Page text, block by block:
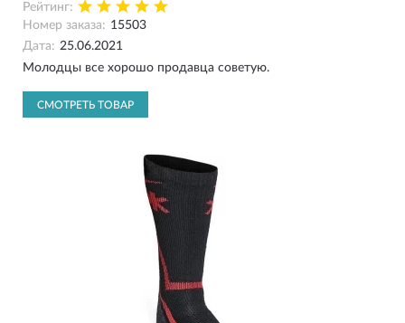
Рейтинг:
Номер заказа: 15503
Дата: 25.06.2021
Молодцы все хорошо продавца советую.
СМОТРЕТЬ ТОВАР